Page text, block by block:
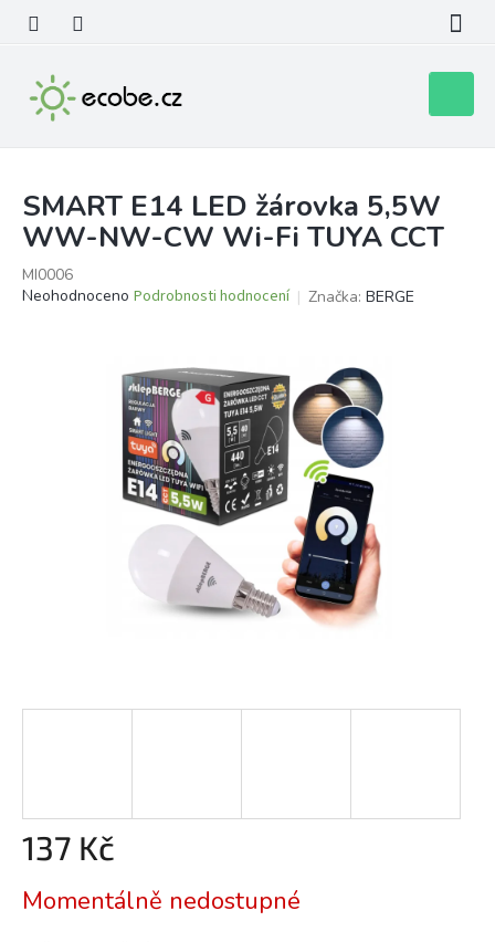
obsah
košík
SMART E14 LED žárovka 5,5W
WW-NW-CW Wi-Fi TUYA CCT
MI0006
Průměrné
Neohodnoceno Podrobnosti hodnocení Značka: BERGE
137 Kč
cena:
Momentálně nedostupné